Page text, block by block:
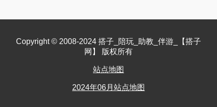
Copyright © 2008-2024 搭子_陪玩_助教_伴游_【搭子
网】 版权所有
站点地图
2024年06月站点地图